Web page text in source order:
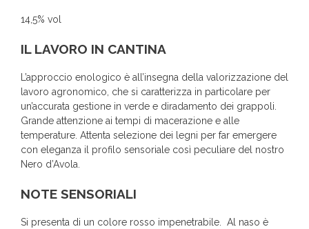
14,5% vol
IL LAVORO IN CANTINA
L’approccio enologico è all’insegna della valorizzazione del
lavoro agronomico, che si caratterizza in particolare per
un’accurata gestione in verde e diradamento dei grappoli.
Grande attenzione ai tempi di macerazione e alle
temperature. Attenta selezione dei legni per far emergere
con eleganza il profilo sensoriale così peculiare del nostro
Nero d’Avola.
NOTE SENSORIALI
Si presenta di un colore rosso impenetrabile. Al naso è